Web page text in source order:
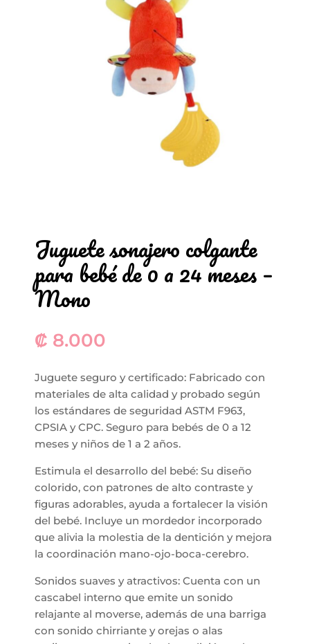
Juguete sonajero colgante
para bebé de 0 a 24 meses –
Mono
₡ 8.000
Juguete seguro y certificado: Fabricado con
materiales de alta calidad y probado según
los estándares de seguridad ASTM F963,
CPSIA y CPC. Seguro para bebés de 0 a 12
meses y niños de 1 a 2 años.
Estimula el desarrollo del bebé: Su diseño
colorido, con patrones de alto contraste y
figuras adorables, ayuda a fortalecer la visión
del bebé. Incluye un mordedor incorporado
que alivia la molestia de la dentición y mejora
la coordinación mano-ojo-boca-cerebro.
Sonidos suaves y atractivos: Cuenta con un
cascabel interno que emite un sonido
relajante al moverse, además de una barriga
con sonido chirriante y orejas o alas